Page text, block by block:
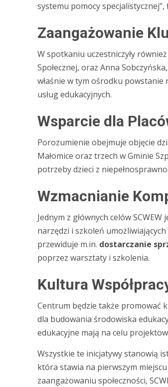
systemu pomocy
Zaangażowanie
W spotkaniu uczestniczyły
Społecznej, oraz Anna
właśnie w tym ośrodku
usług edukacyjnych.
Wsparcie dla
Porozumienie obejmuje objęcie
Małomice oraz trzech w Gminie
potrzeby dzieci z
Wzmacnianie
Jednym z głównych celów
narzędzi i szkoleń
przewiduje m.in. dostarczanie
poprzez warsztaty i szkolenia.
Kultura
Centrum będzie także promować
dla budowania środowiska
edukacyjne mają na celu
Wszystkie te inicjatywy stanowią
która stawia na pierwszym
zaangażowaniu społeczności,